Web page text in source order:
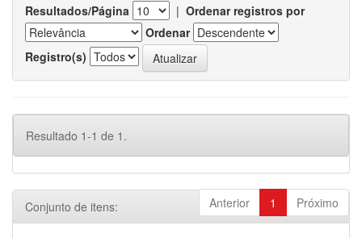
Resultados/Página | Ordenar registros por
Ordenar
Registro(s)
Resultado 1-1 de 1.
Anterior 1 Próximo
Conjunto de itens: